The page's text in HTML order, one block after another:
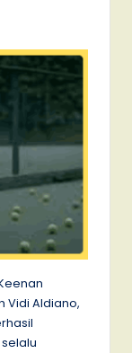
Vidi Aldiano,